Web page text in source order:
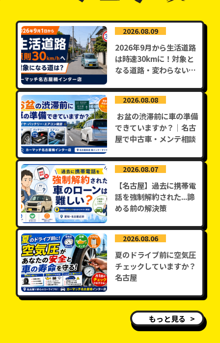
2026.08.09
2026年9月から生活道路
は時速30kmに！対象と
なる道路・変わらない道
2026.08.08
できていますか？｜名古
屋で中古車・メンテ相談
2026.08.07
【名古屋】過去に携帯電
話を強制解約された...諦
める前の解決策
2026.08.06
夏のドライブ前に空気圧
チェックしていますか？
名古屋
もっと見る